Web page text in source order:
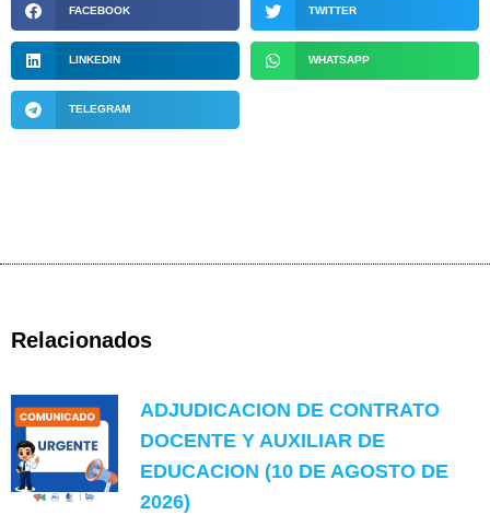
FACEBOOK TWITTER
LINKEDIN WHATSAPP
TELEGRAM
Relacionados
ADJUDICACION DE CONTRATO
DOCENTE Y AUXILIAR DE
EDUCACION (10 DE AGOSTO DE
2026)